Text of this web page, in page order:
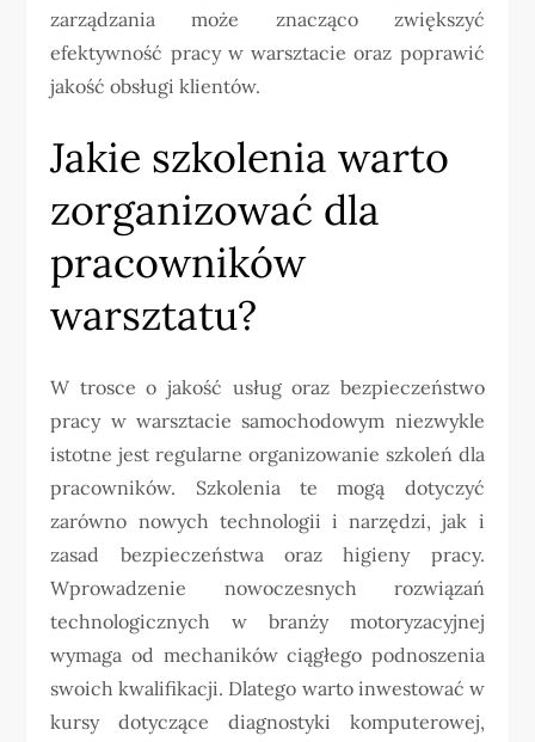
zarządzania może znacząco zwiększyć
efektywność pracy w warsztacie oraz poprawić
jakość obsługi klientów.
Jakie szkolenia warto
zorganizować dla
pracowników
warsztatu?
W trosce o jakość usług oraz bezpieczeństwo
pracy w warsztacie samochodowym niezwykle
istotne jest regularne organizowanie szkoleń dla
pracowników. Szkolenia te mogą dotyczyć
zarówno nowych technologii i narzędzi, jak i
zasad bezpieczeństwa oraz higieny pracy.
Wprowadzenie nowoczesnych rozwiązań
technologicznych w branży motoryzacyjnej
wymaga od mechaników ciągłego podnoszenia
swoich kwalifikacji. Dlatego warto inwestować w
kursy dotyczące diagnostyki komputerowej,